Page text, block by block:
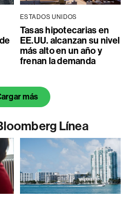
ESTADOS UNIDOS
Tasas hipotecarias en
EE.UU. alcanzan su nivel
más alto en un año y
frenan la demanda
más
Línea